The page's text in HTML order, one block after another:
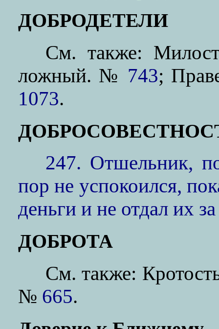
ДОБРОДЕТЕЛИ
См. также:
ложный. № 743;
1073.
247. Отшельник,
пор не успокоился,
деньги и не отдал их
ДОБРОТА
См. также:
№ 665.